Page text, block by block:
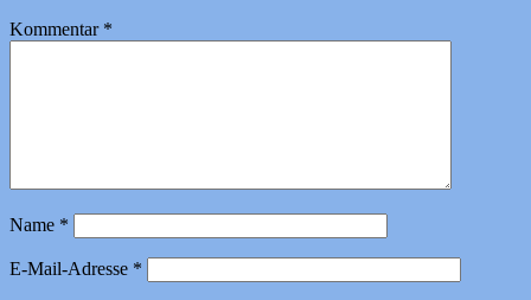
Kommentar *
Name *
E-Mail-Adresse *